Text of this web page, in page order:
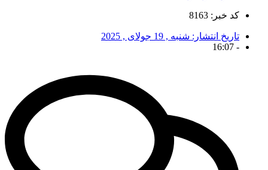
کد خبر: 8163
تاریخ انتشار: شنبه , 19 جولای , 2025
-
16:07